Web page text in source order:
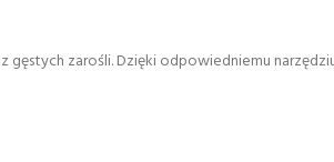
zarośli. Dzięki odpowiedniemu